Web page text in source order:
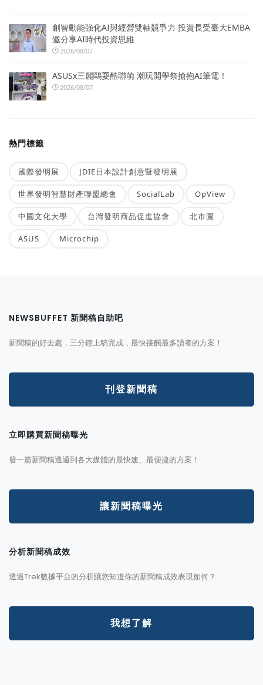
創智動能強化AI與經營雙軸競爭力 投資長受臺大EMBA
邀分享AI時代投資思維
2026/08/07
ASUSx三麗鷗耍酷聯萌 潮玩開學祭搶抱AI筆電！
2026/08/07
熱門標籤
國際發明展 JDIE日本設計創意暨發明展
世界發明智慧財產聯盟總會 SocialLab OpView
中國文化大學 台灣發明商品促進協會 北市圖
ASUS Microchip
NEWSBUFFET 新聞稿自助吧
新聞稿的好去處，三分鐘上稿完成，最快接觸最多讀者的方案！
刊登新聞稿
立即購買新聞稿曝光
發一篇新聞稿透通到各大媒體的最快速、最便捷的方案！
讓新聞稿曝光
分析新聞稿成效
透過Trek數據平台的分析讓您知道你的新聞稿成效表現如何？
我想了解